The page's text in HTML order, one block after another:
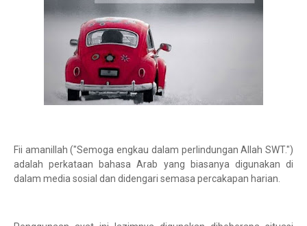
Fii amanillah ("Semoga engkau dalam perlindungan Allah SWT.")
adalah perkataan bahasa Arab yang biasanya digunakan di
dalam media sosial dan didengari semasa percakapan harian.